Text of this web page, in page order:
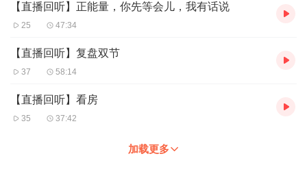
【直播回听】正能量，你先等会儿，我有话说
25 47:34
【直播回听】复盘双节
37 58:14
【直播回听】看房
35 37:42
加载更多